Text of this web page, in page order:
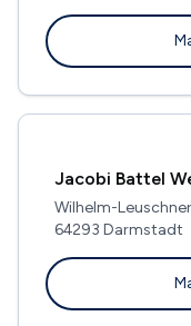
Jacobi Battel
Wilhelm-
64293 Darmstadt